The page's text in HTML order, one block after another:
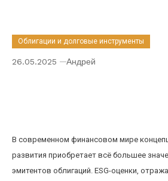
Облигации и долговые инструменты
26.05.2025 Андрей
В современном финансовом мире
развития приобретает всё большее
эмитентов облигаций. ESG-оценки,